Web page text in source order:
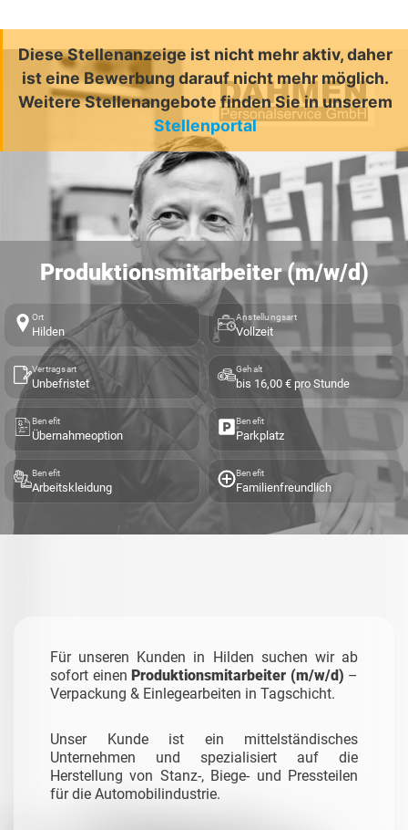
Diese Stellenanzeige ist nicht mehr aktiv, daher
ist eine Bewerbung darauf nicht mehr möglich.
Weitere Stellenangebote finden Sie in unserem
Stellenportal
Produktionsmitarbeiter (m/w/d)
Ort
Hilden
Anstellungsart
Vollzeit
Vertragsart
Unbefristet
Gehalt
bis 16,00 € pro Stunde
Benefit
Übernahmeoption
Benefit
Parkplatz
Benefit
Arbeitskleidung
Benefit
Familienfreundlich
Für unseren Kunden in Hilden suchen wir ab
sofort einen Produktionsmitarbeiter (m/w/d) –
Verpackung & Einlegearbeiten in Tagschicht.
Unser Kunde ist ein mittelständisches
Unternehmen und spezialisiert auf die
Herstellung von Stanz-, Biege- und Pressteilen
für die Automobilindustrie.